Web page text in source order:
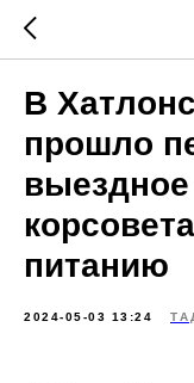
В
прошло
питанию
2024-05-03 13:24